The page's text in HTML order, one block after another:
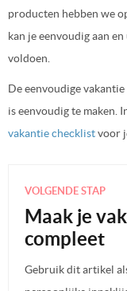
producten hebben we
kan je eenvoudig aan
voldoen.
De eenvoudige
is eenvoudig te maken.
vakantie checklistvoor
VOLGENDE STAP
Maak je
compleet
Gebruik dit artikel